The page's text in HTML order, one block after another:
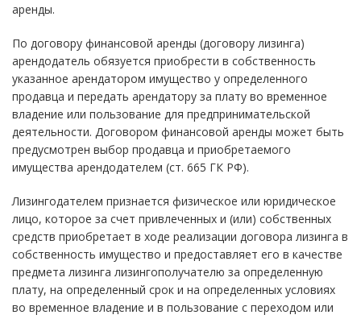
аренды.
По договору финансовой аренды (договору лизинга)
арендодатель обязуется приобрести в собственность
указанное арендатором имущество у определенного
продавца и передать арендатору за плату во временное
владение или пользование для предпринимательской
деятельности. Договором финансовой аренды может быть
предусмотрен выбор продавца и приобретаемого
имущества арендодателем (ст. 665 ГК РФ).
Лизингодателем признается физическое или юридическое
лицо, которое за счет привлеченных и (или) собственных
средств приобретает в ходе реализации договора лизинга в
собственность имущество и предоставляет его в качестве
предмета лизинга лизингополучателю за определенную
плату, на определенный срок и на определенных условиях
во временное владение и в пользование с переходом или